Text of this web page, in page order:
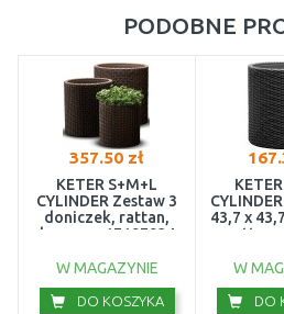
PODOBNE
357.50 zł
KETER S+M+L
CYLINDER Zestaw 3
doniczek, rattan,
brązowy 17197934
W MAGAZYNIE
DO KOSZYKA
43,7 x
rattan,
W
DO